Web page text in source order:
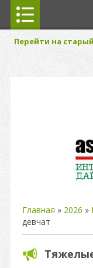
Перейти на
Главная » 2026 »
девчат